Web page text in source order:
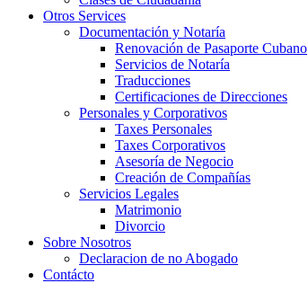
Otros Services
Documentación y Notaría
Renovación de Pasaporte Cubano
Servicios de Notaría
Traducciones
Certificaciones de Direcciones
Personales y Corporativos
Taxes Personales
Taxes Corporativos
Asesoría de Negocio
Creación de Compañías
Servicios Legales
Matrimonio
Divorcio
Sobre Nosotros
Declaracion de no Abogado
Contácto